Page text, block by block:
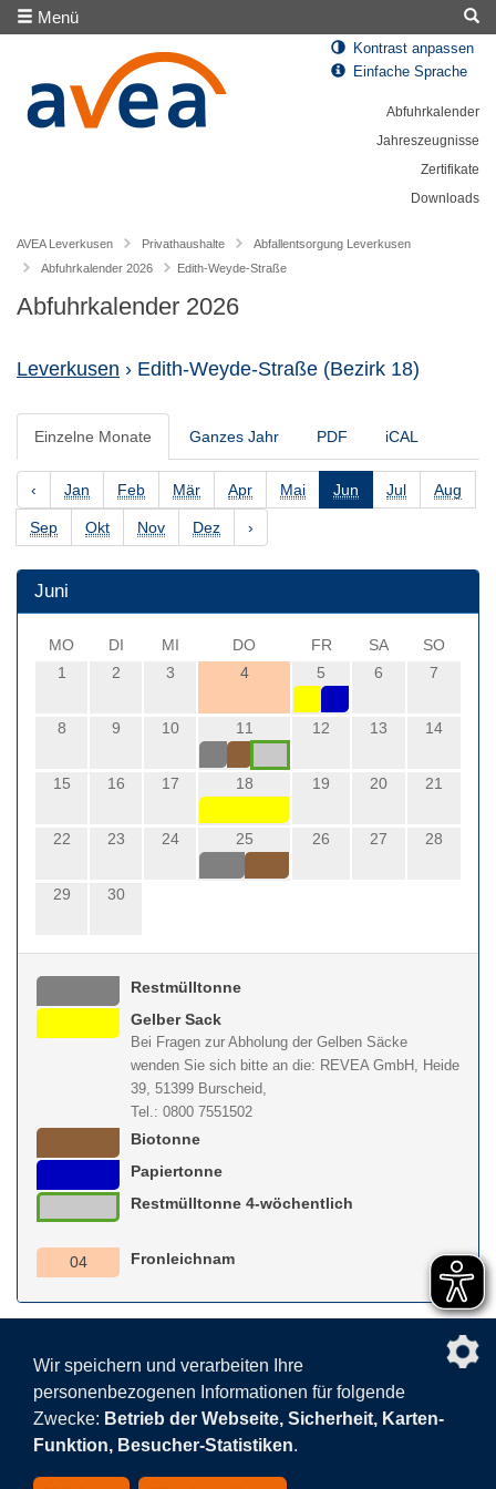
Menü
Kontrast anpassen
Einfache Sprache
Abfuhrkalender
Jahreszeugnisse
Zertifikate
Downloads
AVEA Leverkusen Privathaushalte
Abfallentsorgung Leverkusen
Abfuhrkalender 2026
Edith-Weyde-Straße
Abfuhrkalender 2026
Leverkusen › Edith-Weyde-Straße (Bezirk 18)
Einzelne Monate Ganzes Jahr PDF iCAL
‹ Jan Feb Mär Apr Mai Jun Jul Aug
Sep Okt Nov Dez ›
Juni
MO DI MI DO FR SA
SO
1
2 3 4 5 6 7
8 9 10 11 12 13 14
15 16 17 18 19 20 21
22 23 24 25 26 27 28
29 30
Restmülltonne
Gelber Sack
Bei Fragen zur Abholung der Gelben Säcke
wenden Sie sich bitte an die: REVEA GmbH, Heide
39, 51399 Burscheid,
Tel.: 0800 7551502
Biotonne
Papiertonne
Restmülltonne 4-wöchentlich
04 Fronleichnam
nach
Impressum
Wir speichern und verarbeiten Ihre
personenbezogenen Informationen für folgende
Zwecke: Betrieb der Webseite, Sicherheit, Karten-
Funktion, Besucher-Statistiken.